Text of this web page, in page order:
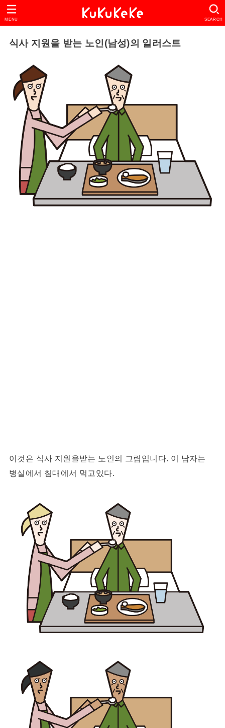
SEARCH
MENU
식사 지원을 받는 노인(남성)의 일러스트
이것은 식사 지원을받는 노인의 그림입니다. 이 남자는
병실에서 침대에서 먹고있다.